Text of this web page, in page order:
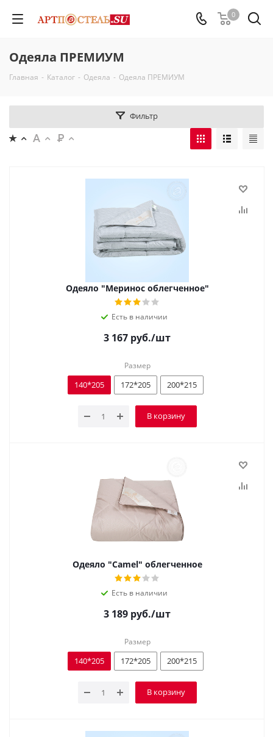
0
Одеяла ПРЕМИУМ
Главная - Каталог - Одеяла - Одеяла ПРЕМИУМ
Фильтр
Одеяло "Меринос облегченное"
Есть в наличии
3 167 руб./шт
Размер
140*205 172*205 200*215
В корзину
Одеяло "Camel" облегченное
Есть в наличии
3 189 руб./шт
Размер
140*205 172*205 200*215
В корзину